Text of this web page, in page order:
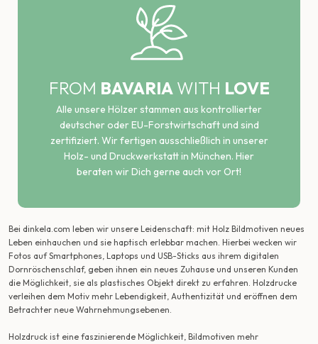
FROM BAVARIAWITH LOVE
Alle unsere Hölzer stammen aus kontrollierter
deutscher oder EU-Forstwirtschaft und sind
zertifiziert. Wir fertigen ausschließlich in unserer
Holz- und Druckwerkstatt in München. Hier
beraten wir Dich gerne auch vor Ort!
Bei dinkela.com leben wir unsere Leidenschaft: mit Holz Bildmotiven neues
Leben einhauchen und sie haptisch erlebbar machen. Hierbei wecken wir
Fotos auf Smartphones, Laptops und USB-Sticks aus ihrem digitalen
Dornröschenschlaf, geben ihnen ein neues Zuhause und unseren Kunden
die Möglichkeit, sie als plastisches Objekt direkt zu erfahren. Holzdrucke
verleihen dem Motiv mehr Lebendigkeit, Authentizität und eröffnen dem
Betrachter neue Wahrnehmungsebenen.
Holzdruck ist eine faszinierende Möglichkeit, Bildmotiven mehr